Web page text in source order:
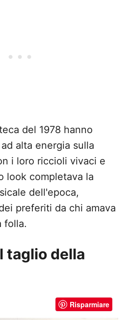
del 1978 hanno
alta energia sulla
i loro riccioli vivaci e
look completava la
dell'epoca,
preferiti da chi amava
folla.
taglio della
Risparmiare